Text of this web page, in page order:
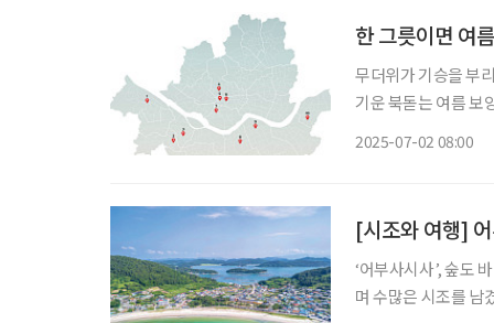
한 그릇이면 여
무더위가 기승을 부
기운 북돋는 여름 보양 여
2025-07-02 08:00
[시조와 여행]
‘어부사시사’, 숲도 바다도 먹거리도 보길
며 수많은 시조를 남